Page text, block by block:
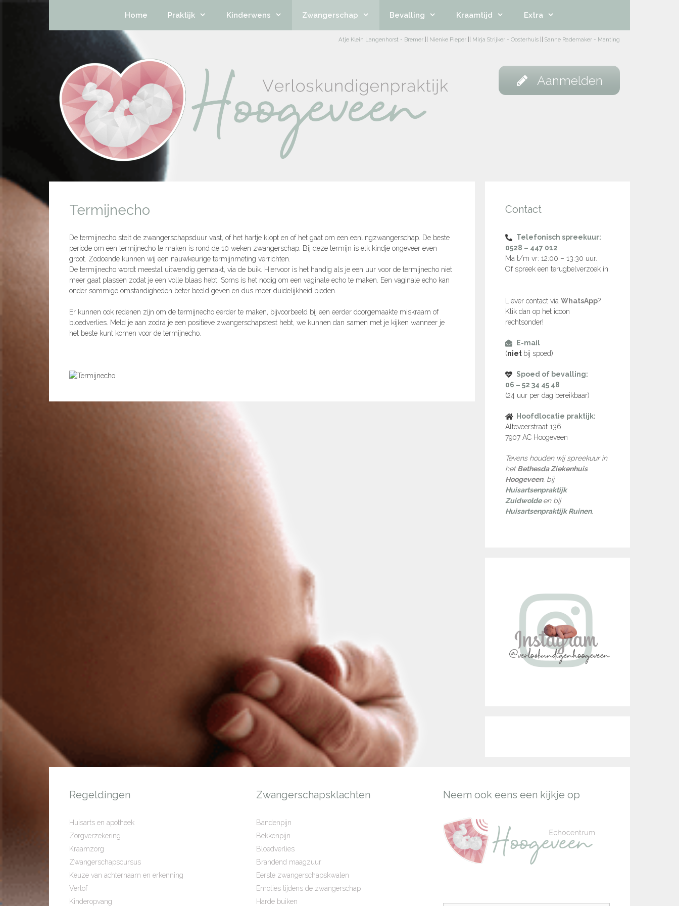
Home Praktijk Kinderwens Zwangerschap Bevalling Kraamtijd Extra
Atje Klein Langenhorst - Bremer Nienke Pieper Mirja Strijker - Oosterhuis Sanne Rademaker - Manting
Aanmelden
Termijnecho
De termijnecho stelt de zwangerschapsduur vast, of het hartje klopt en of het gaat om een eenlingzwangerschap. De beste
periode om een termijnecho te maken is rond de 10 weken zwangerschap. Bij deze termijn is elk kindje ongeveer even
groot. Zodoende kunnen wij een nauwkeurige termijnmeting verrichten.
De termijnecho wordt meestal uitwendig gemaakt, via de buik. Hiervoor is het handig als je een uur voor de termijnecho niet
meer gaat plassen zodat je een volle blaas hebt. Soms is het nodig om een vaginale echo te maken. Een vaginale echo kan
onder sommige omstandigheden beter beeld geven en dus meer duidelijkheid bieden.
Er kunnen ook redenen zijn om de termijnecho eerder te maken, bijvoorbeeld bij een eerder doorgemaakte miskraam of
bloedverlies. Meld je aan zodra je een positieve zwangerschapstest hebt, we kunnen dan samen met je kijken wanneer je
het beste kunt komen voor de termijnecho.
Contact
Telefonisch spreekuur:
0528 – 447 012
Ma t/m vr: 12:00 – 13:30 uur.
Of spreek een terugbelverzoek in.
Liever contact via WhatsApp?
Klik dan op het icoon
rechtsonder!
E-mail
(niet bij spoed)
Spoed of bevalling:
06 – 52 34 45 48
(24 uur per dag bereikbaar)
Hoofdlocatie praktijk:
Alteveerstraat 136
7907 AC Hoogeveen
Tevens houden wij spreekuur in
hetBethesda Ziekenhuis
Hoogeveen, bij
Huisartsenpraktijk
Zuidwolde en bij
Huisartsenpraktijk Ruinen.
Regeldingen
Huisarts en apotheek
Zorgverzekering
Kraamzorg
Zwangerschapscursus
Keuze van achternaam en erkenning
Verlof
Kinderopvang
Zwangerschapsklachten
Bandenpijn
Bekkenpijn
Bloedverlies
Brandend maagzuur
Eerste zwangerschapskwalen
Emoties tijdens de zwangerschap
Harde buiken
Neem ook eens een kijkje op